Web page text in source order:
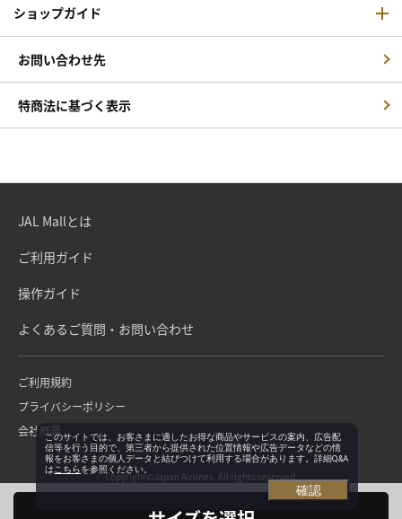
ショップガイド
お問い合わせ先
特商法に基づく表示
JAL Mallとは
ご利用ガイド
操作ガイド
よくあるご質問・お問い合わせ
ご利用規約
プライバシーポリシー
会社概要
Copyright©Japan Airlines. All rights reserved.
このサイトでは、お客さまに適したお得な商品やサービスの案内、広告配
信等を行う目的で、第三者から提供された位置情報や広告データなどの情
報をお客さまの個人データと結びつけて利用する場合があります。詳細Q&A
は こちらを参照ください。
確認